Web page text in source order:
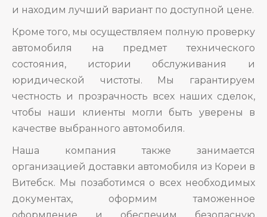
и находим лучший вариант по доступной цене.
Кроме того, мы осуществляем полную проверку
автомобиля на предмет технического
состояния, истории обслуживания и
юридической чистоты. Мы гарантируем
честность и прозрачность всех наших сделок,
чтобы наши клиенты могли быть уверены в
качестве выбранного автомобиля.
Наша компания также занимается
организацией доставки автомобиля из Кореи в
Витебск. Мы позаботимся о всех необходимых
документах, оформим таможенное